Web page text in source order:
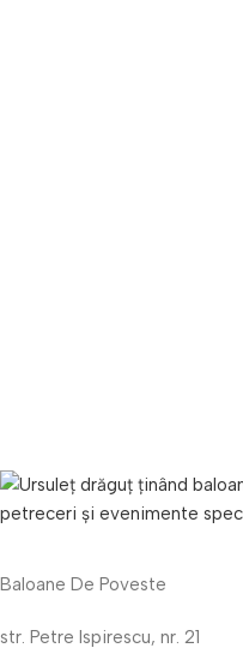
Baloane De Poveste
str. Petre Ispirescu, nr. 21